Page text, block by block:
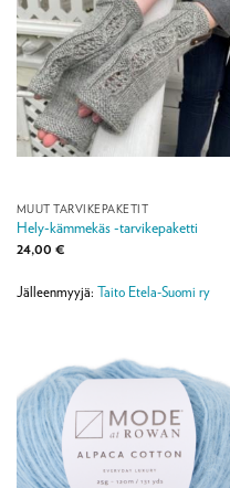
MUUT TARVIKEPAKETIT
Hely-kämmekäs -tarvikepaketti
24,00 €
Jälleenmyyjä: Taito Etela-Suomi ry